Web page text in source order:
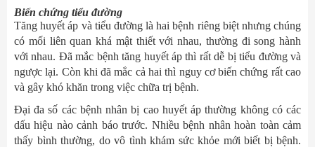
Biến chứng tiểu đường
Tăng huyết áp và tiểu đường là hai bệnh riêng biệt nhưng chúng
có mối liên quan khá mật thiết với nhau, thường đi song hành
với nhau. Đã mắc bệnh tăng huyết áp thì rất dễ bị tiểu đường và
ngược lại. Còn khi đã mắc cả hai thì nguy cơ biến chứng rất cao
và gây khó khăn trong việc chữa trị bệnh.
Đại đa số các bệnh nhân bị cao huyết áp thường không có các
dấu hiệu nào cảnh báo trước. Nhiều bệnh nhân hoàn toàn cảm
thấy bình thường, do vô tình khám sức khỏe mới biết bị bệnh.